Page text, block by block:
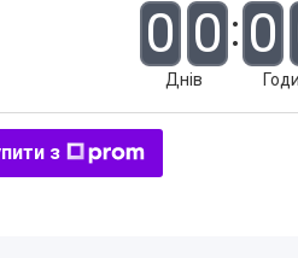
0 0
Днів
0
з